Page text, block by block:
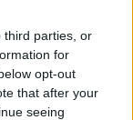
third parties, or
for
opt-out
that after your
seeing